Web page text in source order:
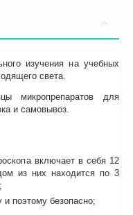
изучения на учебных
света.
микропрепаратов для
и самовывоз.
включает в себя 12
из них находится по 3
и поэтому безопасно;